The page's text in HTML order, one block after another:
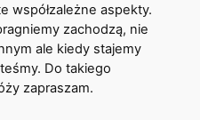
współzależne aspekty.
zachodzą, nie
ale kiedy stajemy
Do takiego
zapraszam.